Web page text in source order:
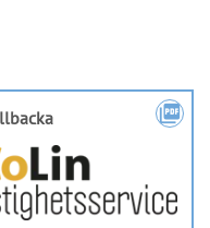
Aktiva BRF:er
30 084